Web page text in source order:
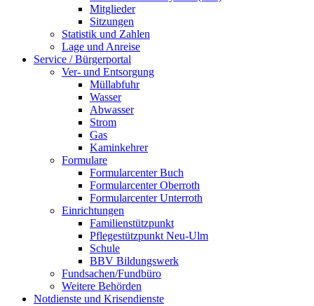
Mitglieder
Sitzungen
Statistik und Zahlen
Lage und Anreise
Service / Bürgerportal
Ver- und Entsorgung
Müllabfuhr
Wasser
Abwasser
Strom
Gas
Kaminkehrer
Formulare
Formularcenter Buch
Formularcenter Oberroth
Formularcenter Unterroth
Einrichtungen
Familienstützpunkt
Pflegestützpunkt Neu-Ulm
Schule
BBV Bildungswerk
Fundsachen/Fundbüro
Weitere Behörden
Notdienste und Krisendienste